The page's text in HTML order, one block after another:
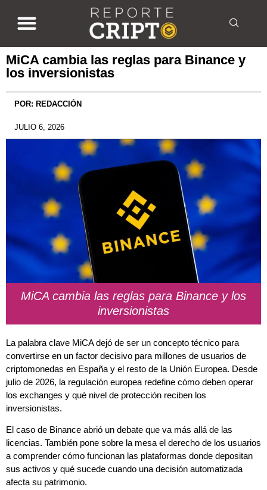
MiCA cambia las reglas para Binance y
los inversionistas
POR: REDACCIÓN
JULIO 6, 2026
MiCA cambia las reglas para Binance y los
inversionistas
La palabra clave MiCA dejó de ser un concepto técnico para
convertirse en un factor decisivo para millones de usuarios de
criptomonedas en España y el resto de la Unión Europea. Desde
julio de 2026, la regulación europea redefine cómo deben operar
los exchanges y qué nivel de protección reciben los
inversionistas.
El caso de Binance abrió un debate que va más allá de las
licencias. También pone sobre la mesa el derecho de los usuarios
a comprender cómo funcionan las plataformas donde depositan
sus activos y qué sucede cuando una decisión automatizada
afecta su patrimonio.